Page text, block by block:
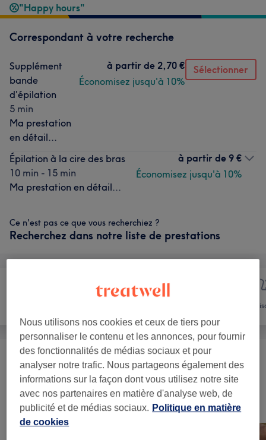
"Happy hours"
Correspondant à votre recherche
Supplément
bande
d'épilation
5 min
Ma prestation
en détail...
à partir de 2,70 €
Économisez jusqu'à 10%
Sélectionner
Épilation à la cire des bras
10 min - 15 min
Ma prestation en détail...
à partir de 9 €
Économisez jusqu'à 10%
Ce n'est pas ce que vous recherchiez ?
Recherchez dans notre liste de prestations
Femme - Épilation À La Cire (4) à partir de 2,70 €
Notre travail
Appuyez sur l'image pour voir plus de détails
Nous utilisons nos cookies et ceux de tiers pour
personnaliser le contenu et les annonces, pour fournir
des fonctionnalités de médias sociaux et pour
analyser notre trafic. Nous partageons également des
informations sur la façon dont vous utilisez notre site
avec nos partenaires en matière d'analyse web, de
publicité et de médias sociaux. Politique en matière
de cookies